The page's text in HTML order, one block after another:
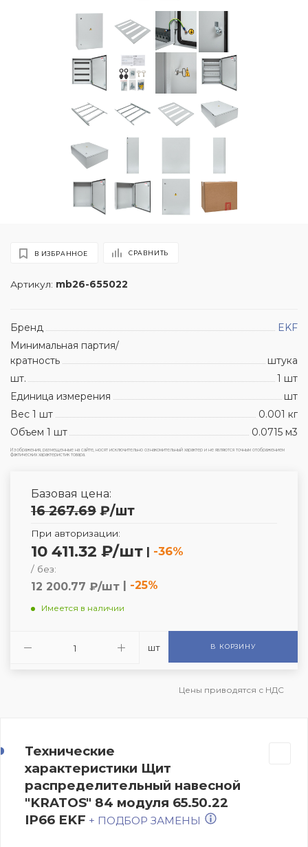
Артикул: mb26-655022
В ИЗБРАННОЕ СРАВНИТЬ
Бренд
EKF
Минимальная партия/
кратность
штука
шт.
1 шт
Единица измерения
шт
Вес 1 шт
0.001 кг
Объем 1 шт
0.0715 м3
Изображения, размещенные на сайте, носят исключительно ознакомительный характер и не являются точным отображением
фактических характеристик товара.
Базовая цена:
16 267.69 ₽/шт
При авторизации:
10 411.32 ₽/шт | -36%
/ без:
12 200.77 ₽/шт | -25%
Имеется в наличии
шт В КОРЗИНУ
Цены приводятся с НДС
Технические
характеристики Щит
распределительный навесной
"KRATOS" 84 модуля 65.50.22
IP66 EKF + ПОДБОР ЗАМЕНЫ